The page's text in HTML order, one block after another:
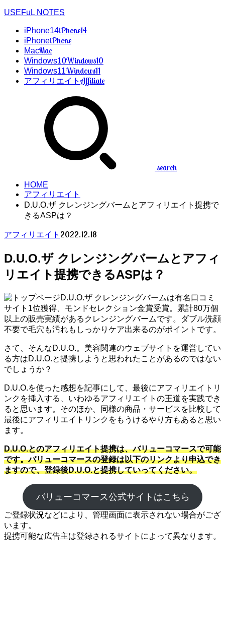
USEFuL NOTES
iPhone14iPhone14
iPhoneiPhone
MacMac
Windows10Windows10
Windows11Windows11
アフィリエイトAffiliate
search
HOME
アフィリエイト
D.U.O.ザ クレンジングバームとアフィリエイト提携で
きるASPは？
アフィリエイト 2022.12.18
D.U.O.ザ クレンジングバームとアフィ
リエイト提携できるASPは？
D.U.O.ザ クレンジングバームは有名口コミ
サイト1位獲得、モンドセレクション金賞受賞。累計80万個
以上の販売実績があるクレンジングバームです。ダブル洗顔
不要で毛穴も汚れもしっかりケア出来るのがポイントです。
さて、そんなD.U.O.。美容関連のウェブサイトを運営してい
る方はD.U.O.と提携しようと思われたことがあるのではない
でしょうか？
D.U.O.を使った感想を記事にして、最後にアフィリエイトリ
ンクを挿入する、いわゆるアフィリエイトの王道を実践でき
ると思います。そのほか、同様の商品・サービスを比較して
最後にアフィリエイトリンクをもうけるやり方もあると思い
ます。
D.U.O.とのアフィリエイト提携は、バリューコマースで可能
です。バリューコマースの登録は以下のリンクより申込でき
ますので、登録後D.U.O.と提携していってください。
バリューコマース公式サイトはこちら
ご登録状況などにより、管理画面に表示されない場合がござ
います。
提携可能な広告主は登録されるサイトによって異なります。